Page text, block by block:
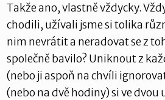
Takže ano, vlastně vždycky.
chodili, užívali jsme si tolika
nim nevrátit a neradovat se z
společně bavilo? Uniknout z
(nebo ji aspoň na chvíli
(nebo na dvě hodiny) si ve dvou